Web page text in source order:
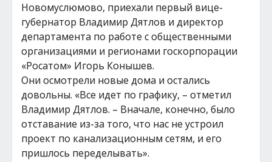
Новомуслюмово, приехали первый вице-
губернатор Владимир Дятлов и директор
департамента по работе с общественными
организациями и регионами госкорпорации
«Росатом» Игорь Конышев.
Они осмотрели новые дома и остались
довольны. «Все идет по графику, – отметил
Владимир Дятлов. – Вначале, конечно, было
отставание из-за того, что нас не устроил
проект по канализационным сетям, и его
пришлось переделывать».